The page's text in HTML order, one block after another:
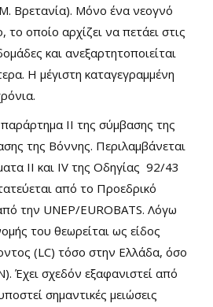
Βρετανία). Μόνο ένα νεογνό
το οποίο αρχίζει να πετάει στις
και ανεξαρτητοποιείται
Η μέγιστη καταγεγραμμένη
II της σύμβασης της
της Βόννης. Περιλαμβάνεται
ΙΙ και IV της Οδηγίας 92/43
από το Προεδρικό
την UNEP/EUROBATS. Λόγω
του θεωρείται ως είδος
(LC) τόσο στην Ελλάδα, όσο
Έχει σχεδόν εξαφανιστεί από
σημαντικές μειώσεις